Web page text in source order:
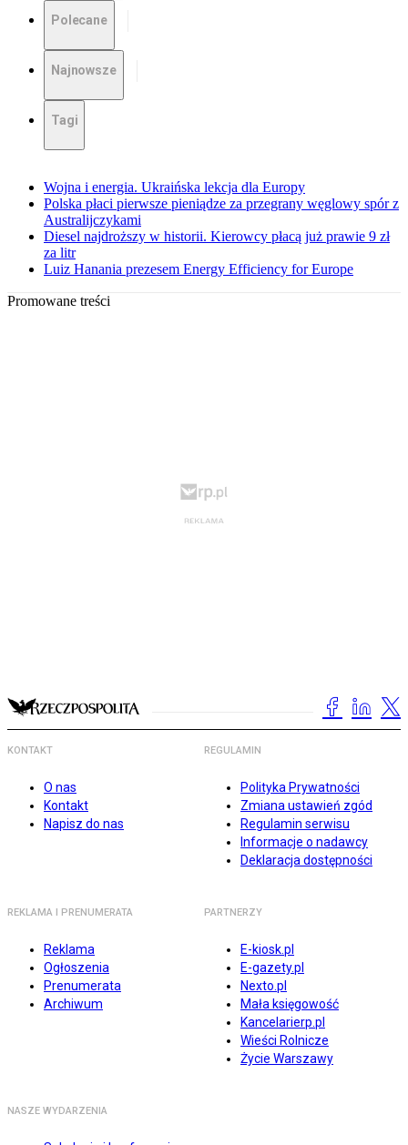
Polecane
Najnowsze
Tagi
Wojna i energia. Ukraińska lekcja dla Europy
Polska płaci pierwsze pieniądze za przegrany węglowy spór z
Australijczykami
Diesel najdroższy w historii. Kierowcy płacą już prawie 9 zł
za litr
Luiz Hanania prezesem Energy Efficiency for Europe
Promowane treści
KONTAKT
O nas
Kontakt
Napisz do nas
REGULAMIN
Polityka Prywatności
Zmiana ustawień zgód
Regulamin serwisu
Informacje o nadawcy
Deklaracja dostępności
REKLAMA I PRENUMERATA
Reklama
Ogłoszenia
Prenumerata
Archiwum
PARTNERZY
E-kiosk.pl
E-gazety.pl
Nexto.pl
Mała księgowość
Kancelarierp.pl
Wieści Rolnicze
Życie Warszawy
NASZE WYDARZENIA